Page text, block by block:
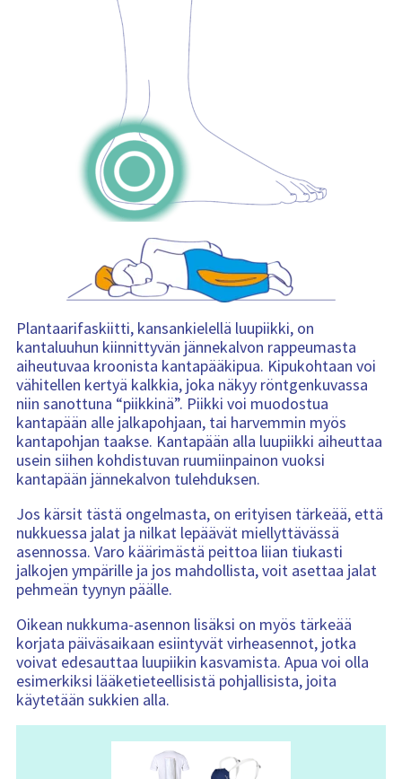
Plantaarifaskiitti, kansankielellä luupiikki, on
kantaluuhun kiinnittyvän jännekalvon rappeumasta
aiheutuvaa kroonista kantapääkipua. Kipukohtaan voi
vähitellen kertyä kalkkia, joka näkyy röntgenkuvassa
niin sanottuna “piikkinä”. Piikki voi muodostua
kantapään alle jalkapohjaan, tai harvemmin myös
kantapohjan taakse. Kantapään alla luupiikki aiheuttaa
usein siihen kohdistuvan ruumiinpainon vuoksi
kantapään jännekalvon tulehduksen.
Jos kärsit tästä ongelmasta, on erityisen tärkeää, että
nukkuessa jalat ja nilkat lepäävät miellyttävässä
asennossa. Varo käärimästä peittoa liian tiukasti
jalkojen ympärille ja jos mahdollista, voit asettaa jalat
pehmeän tyynyn päälle.
Oikean nukkuma-asennon lisäksi on myös tärkeää
korjata päiväsaikaan esiintyvät virheasennot, jotka
voivat edesauttaa luupiikin kasvamista. Apua voi olla
esimerkiksi lääketieteellisistä pohjallisista, joita
käytetään sukkien alla.